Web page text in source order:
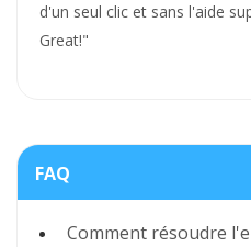
d'un seul clic et sans l'aide
Great!"
FAQ
Comment résoudre